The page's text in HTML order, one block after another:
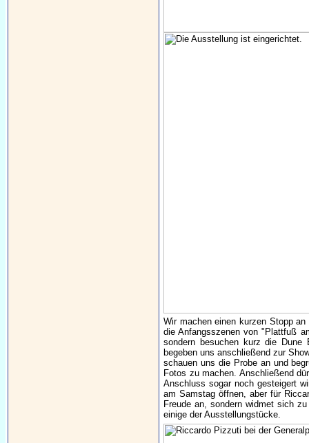
Wir machen einen kurzen Stopp
die Anfangsszenen von "Plattfuß
sondern besuchen kurz die Dune
begeben uns anschließend zur
schauen uns die Probe an und
Fotos zu machen. Anschließend
Anschluss sogar noch gesteigert
am Samstag öffnen, aber für
Freude an, sondern widmet sich
einige der Ausstellungstücke.